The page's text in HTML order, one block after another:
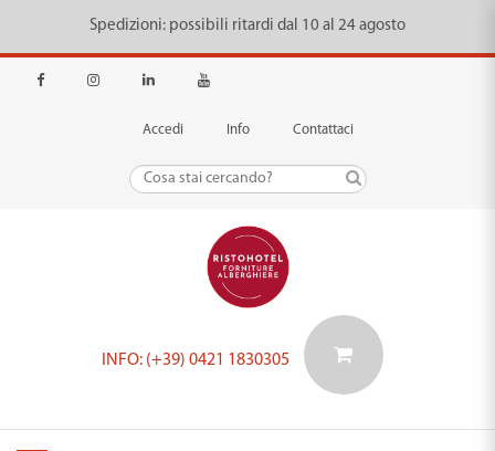
Spedizioni: possibili ritardi dal 10 al 24 agosto
Accedi Info Contattaci
INFO: (+39) 0421 1830305